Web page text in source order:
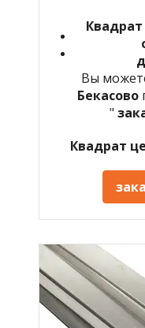
Вы
Бекасово
"
Квадрат